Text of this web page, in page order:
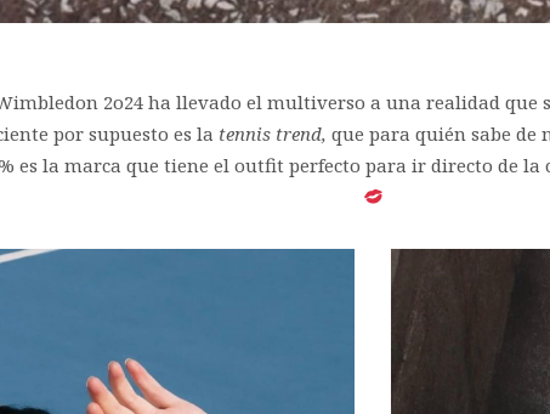
2o24 ha llevado el multiverso a una realidad
por supuesto es la tennis trend, que para quién sabe de
es la marca que tiene el outfit perfecto para ir directo de